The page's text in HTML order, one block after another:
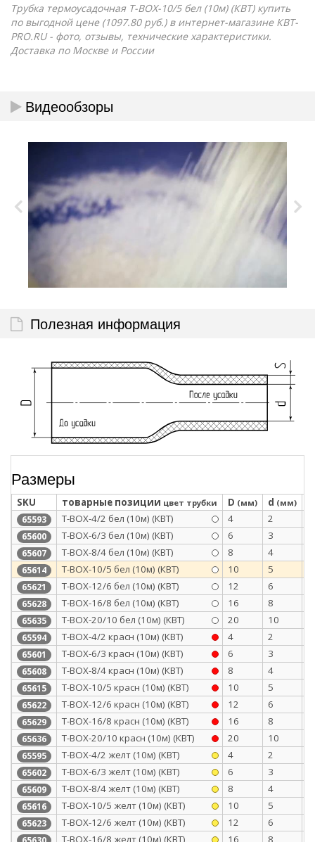
Трубка термоусадочная Т-BOX-10/5 бел (10м) (КВТ) купить
по выгодной цене (1097.80 руб.) в интернет-магазине КВТ-
PRO.RU - фото, отзывы, технические характеристики.
Доставка по Москве и России
Видеообзоры
Полезная информация
Размеры
SKU товарные позиции цвет трубки D (мм) d (мм)
65593 Т-BOX-4/2 бел (10м) (КВТ) 4 2
65600 Т-BOX-6/3 бел (10м) (КВТ) 6 3
65607 Т-BOX-8/4 бел (10м) (КВТ) 8 4
65614 Т-BOX-10/5 бел (10м) (КВТ) 10 5
65621 Т-BOX-12/6 бел (10м) (КВТ) 12 6
65628 Т-BOX-16/8 бел (10м) (КВТ) 16 8
65635 Т-BOX-20/10 бел (10м) (КВТ) 20 10
65594 Т-BOX-4/2 красн (10м) (КВТ) 4 2
65601 Т-BOX-6/3 красн (10м) (КВТ) 6 3
65608 Т-BOX-8/4 красн (10м) (КВТ) 8 4
65615 Т-BOX-10/5 красн (10м) (КВТ) 10 5
65622 Т-BOX-12/6 красн (10м) (КВТ) 12 6
65629 Т-BOX-16/8 красн (10м) (КВТ) 16 8
65636 Т-BOX-20/10 красн (10м) (КВТ) 20 10
65595 Т-BOX-4/2 желт (10м) (КВТ) 4 2
65602 Т-BOX-6/3 желт (10м) (КВТ) 6 3
65609 Т-BOX-8/4 желт (10м) (КВТ) 8 4
65616 Т-BOX-10/5 желт (10м) (КВТ) 10 5
65623 Т-BOX-12/6 желт (10м) (КВТ) 12 6
Т-BOX-16/8 желт (10м) (КВТ) 16 8